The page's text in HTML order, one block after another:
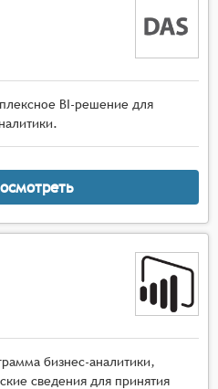
BI-решение для
бизнес-аналитики,
сведения для принятия